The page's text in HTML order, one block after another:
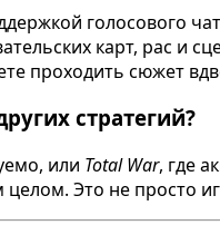
голосового
карт, рас и
проходить сюжет
стратегий?
или Total War, где
Это не просто